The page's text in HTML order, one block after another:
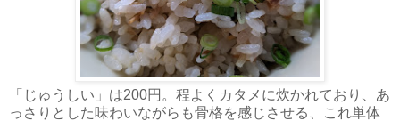
「じゅうしい」は200円。程よくカタメに炊かれており、あ
っさりとした味わいながらも骨格を感じさせる、これ単体